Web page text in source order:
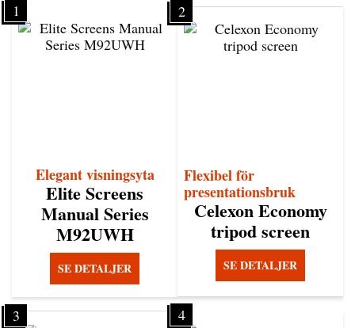
1
Elegant visningsyta
Elite Screens
Manual Series
M92UWH
SE DETALJER
2
Flexibel för
presentationsbruk
Celexon Economy
tripod screen
SE DETALJER
3 4